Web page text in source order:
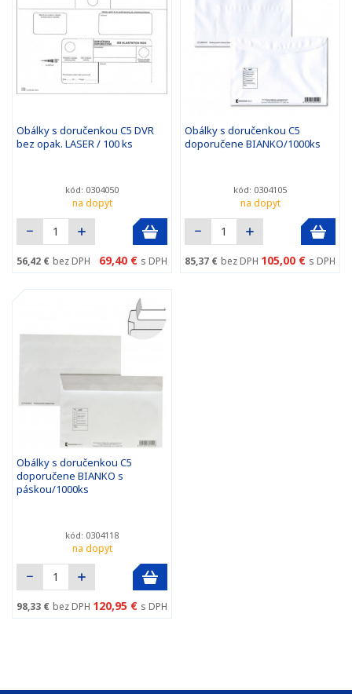
Obálky s doručenkou C5 DVR
bez opak. LASER / 100 ks
kód: 0304050
na dopyt
56,42 € bez DPH 69,40 € s DPH
Obálky s doručenkou C5
doporučene BIANKO/1000ks
kód: 0304105
na dopyt
85,37 € bez DPH 105,00 € s DPH
Obálky s doručenkou C5
doporučene BIANKO s
páskou/1000ks
kód: 0304118
na dopyt
98,33 € bez DPH 120,95 € s DPH